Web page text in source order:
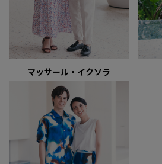
マッサール・イクソラ